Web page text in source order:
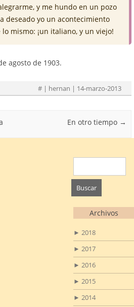
y me hundo en un pozo
deseado yo un acontecimiento
mismo: ¡un italiano, y un viejo!
agosto de 1903.
# | hernan | 14-marzo-2013
En otro tiempo →
Archivos
► 2018
► 2017
► 2016
► 2015
► 2014